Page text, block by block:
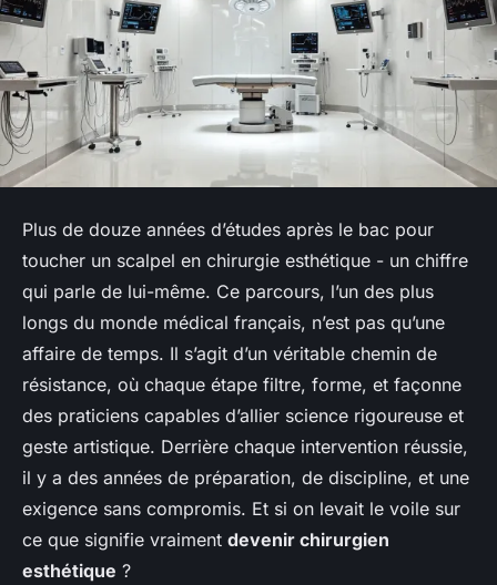
Plus de douze années d’études après le bac pour
toucher un scalpel en chirurgie esthétique - un chiffre
qui parle de lui-même. Ce parcours, l’un des plus
longs du monde médical français, n’est pas qu’une
affaire de temps. Il s’agit d’un véritable chemin de
résistance, où chaque étape filtre, forme, et façonne
des praticiens capables d’allier science rigoureuse et
geste artistique. Derrière chaque intervention réussie,
il y a des années de préparation, de discipline, et une
exigence sans compromis. Et si on levait le voile sur
ce que signifie vraiment devenir chirurgien
esthétique ?